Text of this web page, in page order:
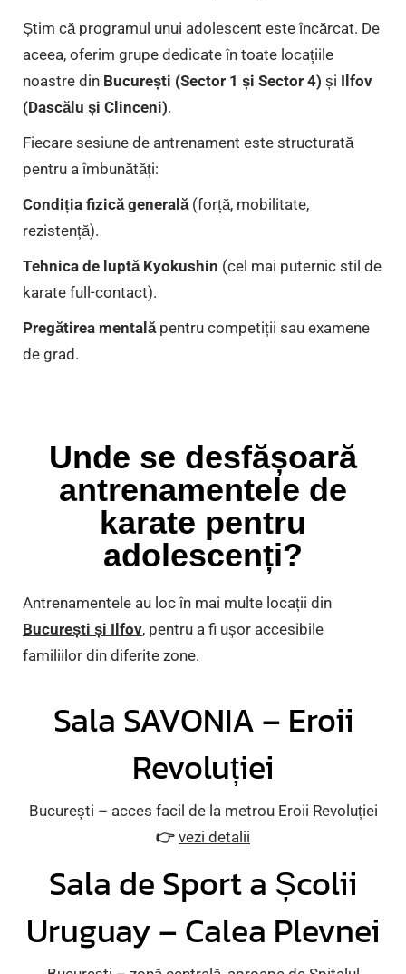
Știm că programul unui adolescent este încărcat. De
aceea, oferim grupe dedicate în toate locațiile
noastre din București (Sector 1 și Sector 4) și Ilfov
(Dascălu și Clinceni).
Fiecare sesiune de antrenament este structurată
pentru a îmbunătăți:
Condiția fizică generală(forță, mobilitate,
rezistență).
Tehnica de luptă Kyokushin (cel mai puternic stil de
karate full-contact).
Pregătirea mentalăpentru competiții sau examene
de grad.
Unde se desfășoară
antrenamentele de
karate pentru
adolescenți?
Antrenamentele au loc în mai multe locații din
București și Ilfov, pentru a fi ușor accesibile
familiilor din diferite zone.
Sala SAVONIA – Eroii
Revoluției
București – acces facil de la metrou Eroii Revoluției
👉 vezi detalii
Sala de Sport a Școlii
Uruguay – Calea Plevnei